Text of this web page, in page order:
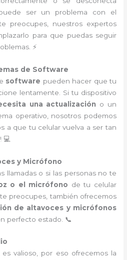
puede ser un problema con el
preocupes, nuestros expertos
para que puedas seguir
⚡
de Software
software pueden hacer que tu
lentamente. Si tu dispositivo
una actualización o un
operativo, nosotros podemos
a que tu celular vuelva a ser tan
💻
y Micrófono
llamadas o si las personas no te
o el micrófono de tu celular
preocupes, también ofrecemos
de altavoces y micrófonos
perfecto estado. 📞
valioso, por eso ofrecemos la